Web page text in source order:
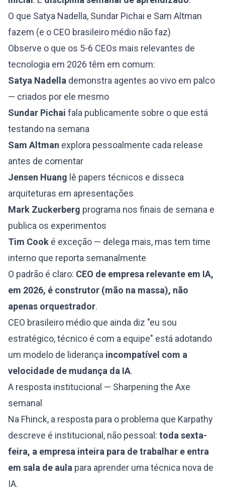
O que Satya Nadella, Sundar Pichai e Sam Altman
fazem (e o CEO brasileiro médio não faz)
Observe o que os 5-6 CEOs mais relevantes de
tecnologia em 2026 têm em comum:
Satya Nadella demonstra agentes ao vivo em palco
— criados por ele mesmo
Sundar Pichai fala publicamente sobre o que está
testando na semana
Sam Altman explora pessoalmente cada release
antes de comentar
Jensen Huang lê papers técnicos e disseca
arquiteturas em apresentações
Mark Zuckerberg programa nos finais de semana e
publica os experimentos
Tim Cook é exceção — delega mais, mas tem time
interno que reporta semanalmente
O padrão é claro: CEO de empresa relevante em IA,
em 2026, é construtor (mão na massa), não
apenas orquestrador.
CEO brasileiro médio que ainda diz "eu sou
estratégico, técnico é com a equipe" está adotando
um modelo de liderança incompatível com a
velocidade de mudança da IA.
A resposta institucional — Sharpening the Axe
semanal
Na Fhinck, a resposta para o problema que Karpathy
descreve é institucional, não pessoal: toda sexta-
feira, a empresa inteira para de trabalhar e entra
em sala de aula para aprender uma técnica nova de
IA.